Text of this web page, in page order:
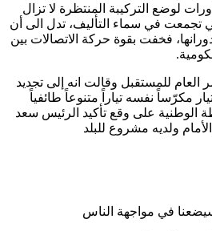
لوضع التركيبة المنتظرة لا تزال
تجمعت في سماء التأليف، تدل الى أن
فخفت بقوة حركة الاتصالات بين
العام للمستقبل وقالت انه إلى تجديد
مكرّساً نفسه تياراً متنوعاً طائفياً
الوطنية على وقع تأكيد الرئيس سعد
ولديه مشروع للبلد
في مواجهة الناس